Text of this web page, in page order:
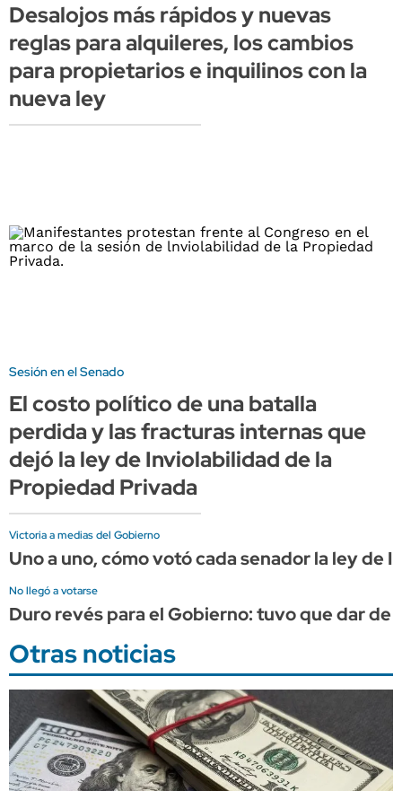
Desalojos más rápidos y nuevas
reglas para alquileres, los cambios
para propietarios e inquilinos con la
nueva ley
Sesión en el Senado
El costo político de una batalla
perdida y las fracturas internas que
dejó la ley de Inviolabilidad de la
Propiedad Privada
Victoria a medias del Gobierno
Uno a uno, cómo votó cada senador la ley de
No llegó a votarse
Duro revés para el Gobierno: tuvo que dar
Otras noticias